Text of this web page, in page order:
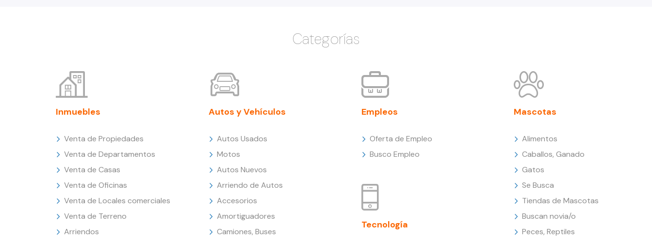
Categorías
Inmuebles
Venta de Propiedades
Venta de Departamentos
Venta de Casas
Venta de Oficinas
Venta de Locales comerciales
Venta de Terreno
Arriendos
Autos y Vehículos
Autos Usados
Motos
Autos Nuevos
Arriendo de Autos
Accesorios
Amortiguadores
Camiones, Buses
Empleos
Oferta de Empleo
Busco Empleo
Tecnología
Mascotas
Alimentos
Caballos, Ganado
Gatos
Se Busca
Tiendas de Mascotas
Buscan novia/o
Peces, Reptiles